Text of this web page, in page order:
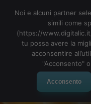
Noi e alcuni partner
simili come
(https://
tu possa avere la
acconsentire
"Acconsento"
Acconsento